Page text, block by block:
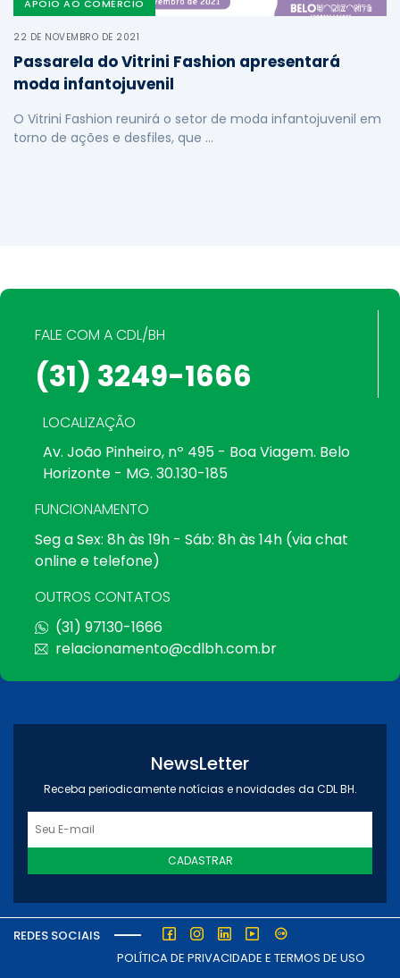
APOIO AO COMÉRCIO
22 DE NOVEMBRO DE 2021
Passarela do Vitrini Fashion apresentará
moda infantojuvenil
O Vitrini Fashion reunirá o setor de moda infantojuvenil em
torno de ações e desfiles, que …
FALE COM A CDL/BH
(31) 3249-1666
LOCALIZAÇÃO
Av. João Pinheiro, nº 495 - Boa Viagem. Belo
Horizonte - MG. 30.130-185
FUNCIONAMENTO
Seg a Sex: 8h às 19h - Sáb: 8h às 14h (via chat
online e telefone)
OUTROS CONTATOS
(31) 97130-1666
relacionamento@cdlbh.com.br
NewsLetter
Receba periodicamente notícias e novidades da CDL BH.
CADASTRAR
REDES SOCIAIS
POLÍTICA DE PRIVACIDADE E TERMOS DE USO